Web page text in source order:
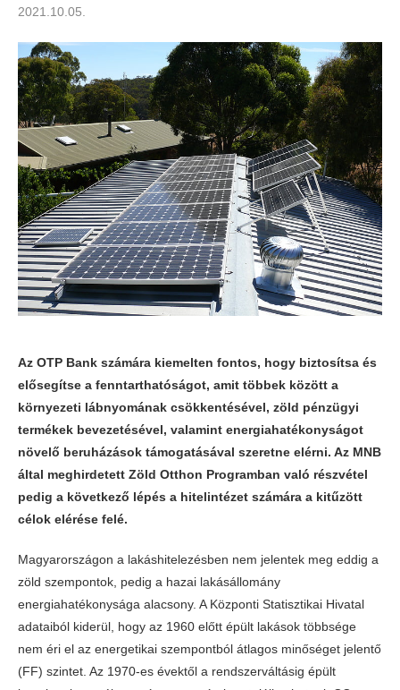
2021.10.05.
Az OTP Bank számára kiemelten fontos, hogy biztosítsa és
elősegítse a fenntarthatóságot, amit többek között a
környezeti lábnyomának csökkentésével, zöld pénzügyi
termékek bevezetésével, valamint energiahatékonyságot
növelő beruházások támogatásával szeretne elérni. Az MNB
által meghirdetett Zöld Otthon Programban való részvétel
pedig a következő lépés a hitelintézet számára a kitűzött
célok elérése felé.
Magyarországon a lakáshitelezésben nem jelentek meg eddig a
zöld szempontok, pedig a hazai lakásállomány
energiahatékonysága alacsony. A Központi Statisztikai Hivatal
adataiból kiderül, hogy az 1960 előtt épült lakások többsége
nem éri el az energetikai szempontból átlagos minőséget jelentő
(FF) szintet. Az 1970-es évektől a rendszerváltásig épült